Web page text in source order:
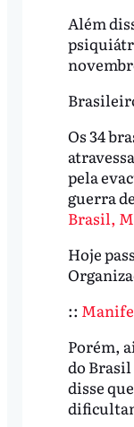
Além
Os 34
pela
guerra
Brasil,
Hoje
::
Porém,
do
disse